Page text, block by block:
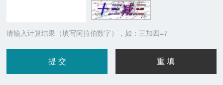
请输入计算结果（填写阿拉伯数字），如：三加四=7